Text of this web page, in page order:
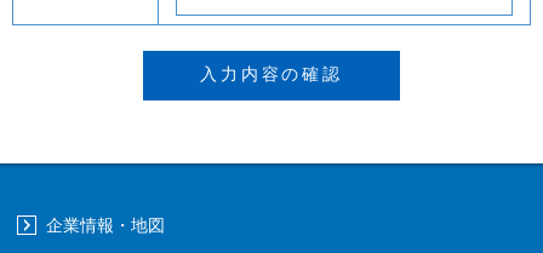
企業情報・地図